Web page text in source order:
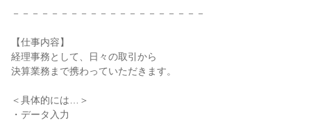
－－－－－－－－－－－－－－－－－－－－
【仕事内容】
経理事務として、日々の取引から
決算業務まで携わっていただきます。
＜具体的には…＞
・データ入力